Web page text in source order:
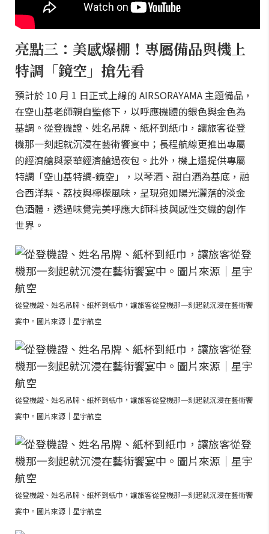
亮點三：美感爆棚！專屬備品與機上
特調「鏡空」搶先看
預計於 10 月 1 日正式上線的 AIRSORAYAMA 主題備品，
在空山基老師親自監修下，以呼應機體的銀色與金色為
基調。從登機證、姓名吊牌、紙杯到紙巾，讓旅客從登
機那一刻起就沉浸在藝術饗宴中；長程航線更推出專屬
的經濟艙與豪華經濟艙過夜包。此外，機上還提供專屬
特調「空山基特調-鏡空」，以琴酒、甜白酒為基底，融
合西洋梨、荔枝與檸檬風味，呈現宛如陽光灑落的淡金
色酒體，透過味覺完美呼應大師科技與感性交織的創作
世界。
從登機證、姓名吊牌、紙杯到紙巾，讓旅客從登機那一刻起就沉浸在藝術饗
宴中。圖片來源｜星宇航空
從登機證、姓名吊牌、紙杯到紙巾，讓旅客從登機那一刻起就沉浸在藝術饗
宴中。圖片來源｜星宇航空
從登機證、姓名吊牌、紙杯到紙巾，讓旅客從登機那一刻起就沉浸在藝術饗
宴中。圖片來源｜星宇航空